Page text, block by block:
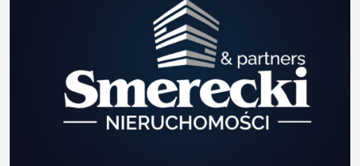
czasie może zostaniesz
przewodnikiem ale zależy
to od Ciebie samego i
twojej charyzmy. Zależy to
również od Twego
przewodnika, z którym
poszedłeś w góry pierwszy